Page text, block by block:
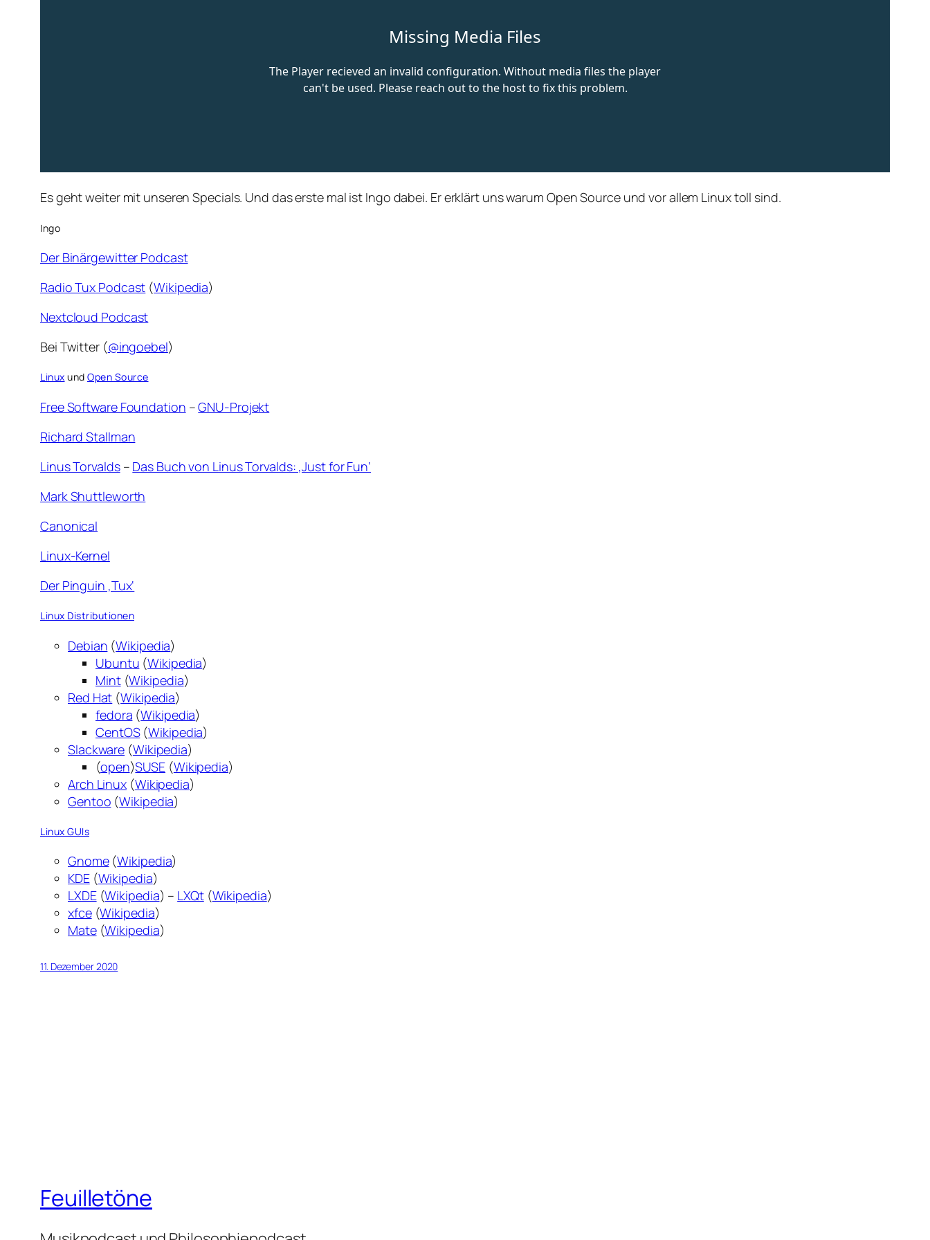
Es geht weiter mit unseren Specials. Und das erste mal ist Ingo dabei. Er erklärt uns warum Open Source und vor allem Linux toll sind.
Ingo
Der Binärgewitter Podcast
Radio Tux Podcast (Wikipedia)
Nextcloud Podcast
Bei Twitter (@ingoebel)
Linux und Open Source
Free Software Foundation –GNU-Projekt
Richard Stallman
Linus Torvalds– Das Buch von Linus Torvalds: ‚Just for Fun‘
Mark Shuttleworth
Canonical
Linux-Kernel
Der Pinguin ‚Tux‘
Linux Distributionen
Debian (Wikipedia)
Ubuntu (Wikipedia)
Mint(Wikipedia)
Red Hat (Wikipedia)
fedora (Wikipedia)
CentOS(Wikipedia)
Slackware (Wikipedia)
(open)SUSE (Wikipedia)
Arch Linux (Wikipedia)
Gentoo (Wikipedia)
Linux GUIs
Gnome(Wikipedia)
KDE(Wikipedia)
LXDE(Wikipedia) – LXQt(Wikipedia)
xfce(Wikipedia)
Mate(Wikipedia)
11. Dezember 2020
Feuilletöne